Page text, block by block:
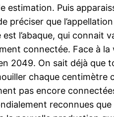
estimation. Puis
préciser que
l’abaque, qui connait
connectée. Face à la
2049. On sait déjà
chaque
pas encore
reconnues